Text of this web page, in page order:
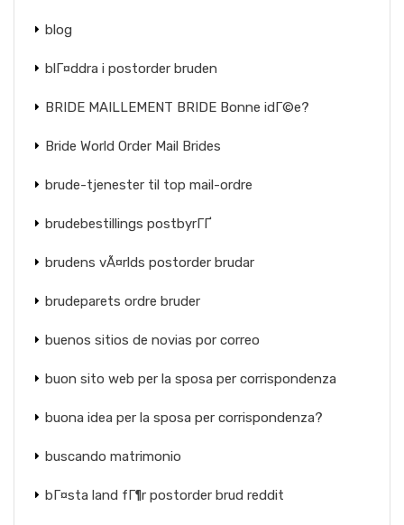
blog
blГ¤ddra i postorder bruden
BRIDE MAILLEMENT BRIDE Bonne idГ©e?
Bride World Order Mail Brides
brude-tjenester til top mail-ordre
brudebestillings postbyrГҐ
brudens vÃ¤rlds postorder brudar
brudeparets ordre bruder
buenos sitios de novias por correo
buon sito web per la sposa per corrispondenza
buona idea per la sposa per corrispondenza?
buscando matrimonio
bГ¤sta land fГ¶r postorder brud reddit